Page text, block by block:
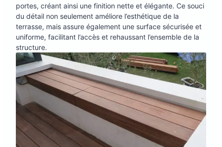
portes, créant ainsi une finition nette et élégante. Ce souci
du détail non seulement améliore l’esthétique de la
terrasse, mais assure également une surface sécurisée et
uniforme, facilitant l’accès et rehaussant l’ensemble de la
structure.